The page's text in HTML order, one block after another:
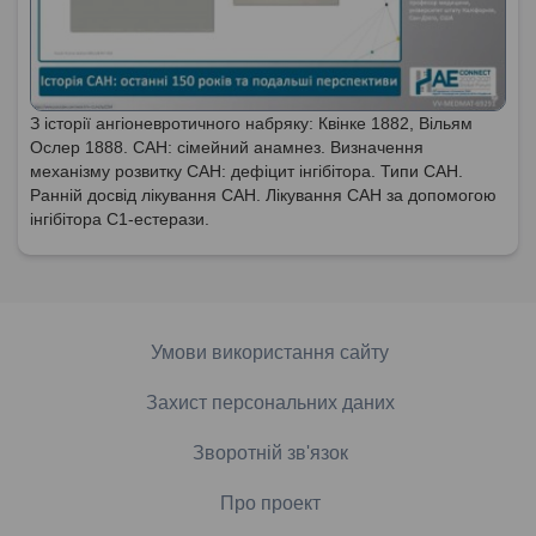
З історії ангіоневротичного набряку: Квінке 1882, Вільям
Ослер 1888. САН: сімейний анамнез. Визначення
механізму розвитку САН: дефіцит інгібітора. Типи САН.
Ранній досвід лікування САН. Лікування САН за допомогою
інгібітора С1-естерази.
Умови використання сайту
Захист персональних даних
Зворотній зв'язок
Про проект